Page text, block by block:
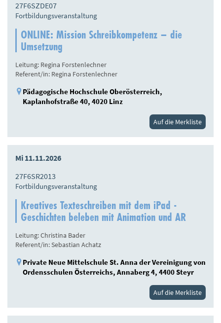
27F6SZDE07
Fortbildungsveranstaltung
ONLINE: Mission Schreibkompetenz – die
Umsetzung
Leitung: Regina Forstenlechner
Referent/in: Regina Forstenlechner
Pädagogische Hochschule Oberösterreich,
Kaplanhofstraße 40, 4020 Linz
Auf die Merkliste
Mi 11.11.2026
27F6SR2013
Fortbildungsveranstaltung
Kreatives Texteschreiben mit dem iPad -
Geschichten beleben mit Animation und AR
Leitung: Christina Bader
Referent/in: Sebastian Achatz
Private Neue Mittelschule St. Anna der Vereinigung von
Ordensschulen Österreichs, Annaberg 4, 4400 Steyr
Auf die Merkliste